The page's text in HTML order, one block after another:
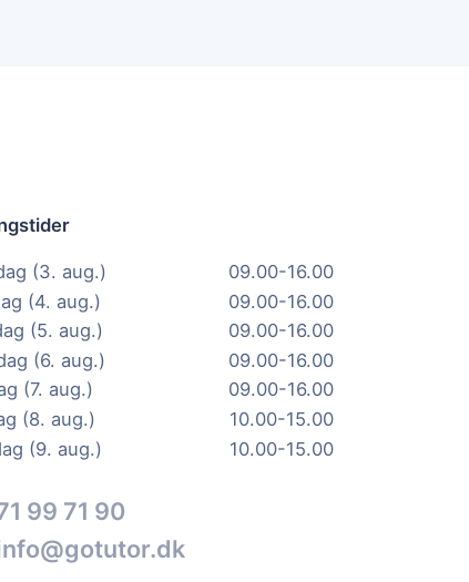
(3. aug.)
09.00-16.00
(4. aug.)
09.00-16.00
(5. aug.)
09.00-16.00
(6. aug.)
09.00-16.00
(7. aug.)
09.00-16.00
(8. aug.)
10.00-15.00
(9. aug.)
10.00-15.00
99 71 90